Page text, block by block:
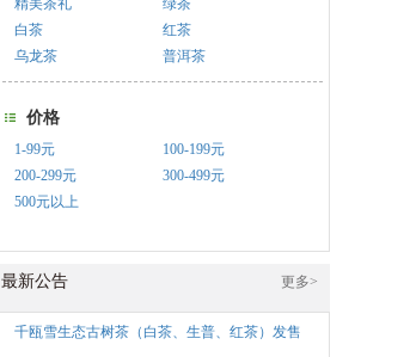
精美茶礼
绿茶
白茶
红茶
乌龙茶
普洱茶
价格
1-99元
100-199元
200-299元
300-499元
500元以上
最新公告 更多>
千瓯雪生态古树茶（白茶、生普、红茶）发售